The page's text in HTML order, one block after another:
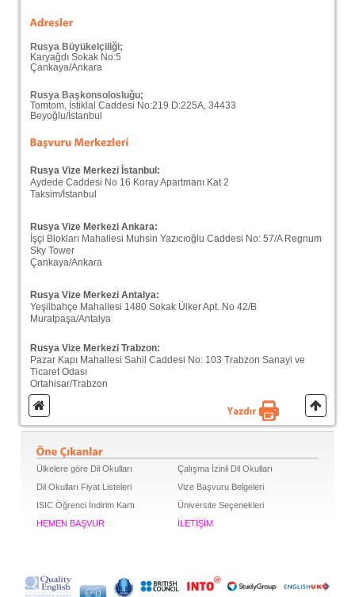
Rusya Büyükelçiliği;
Karyağdı Sokak No:5
Çankaya/Ankara
Rusya Başkonsolosluğu;
Tomtom, İstiklal Caddesi No:219 D:225A, 34433
Beyoğlu/İstanbul
Rusya Vize Merkezi İstanbul:
Aydede Caddesi No 16 Koray Apartmanı Kat 2
Taksim/İstanbul
Rusya Vize Merkezi Ankara:
İşçi Blokları Mahallesi Muhsin Yazıcıoğlu Caddesi No: 57/A Regnum
Sky Tower
Çankaya/Ankara
Rusya Vize Merkezi Antalya:
Yeşilbahçe Mahallesi 1480 Sokak Ülker Apt. No 42/B
Muratpaşa/Antalya
Rusya Vize Merkezi Trabzon:
Pazar Kapı Mahallesi Sahil Caddesi No: 103 Trabzon Sanayi ve
Ticaret Odası
Ortahisar/Trabzon
Ülkelere göre Dil Okulları
Çalışma İzinli Dil Okulları
Dil Okulları Fiyat Listeleri
Vize Başvuru Belgeleri
ISIC Öğrenci İndirim Kartı
Üniversite Seçenekleri
HEMEN BAŞVUR
İLETİŞİM